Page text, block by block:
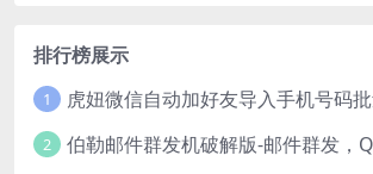
排行榜展示
1
2